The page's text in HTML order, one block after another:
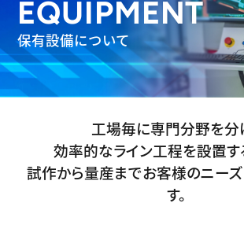
EQUIPMENT
保有設備について
工場毎に専門分野を分
効率的なライン工程を設置す
試作から量産までお客様のニー
す。